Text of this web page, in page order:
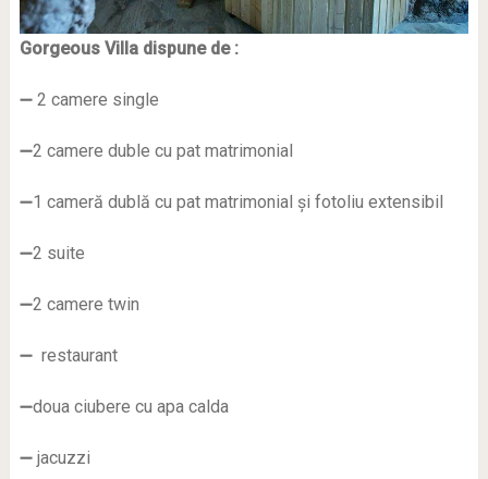
Gorgeous Villa dispune de :
➖ 2 camere single
➖2 camere duble cu pat matrimonial
➖1 cameră dublă cu pat matrimonial și fotoliu extensibil
➖2 suite
➖2 camere twin
➖ restaurant
➖doua ciubere cu apa calda
➖ jacuzzi